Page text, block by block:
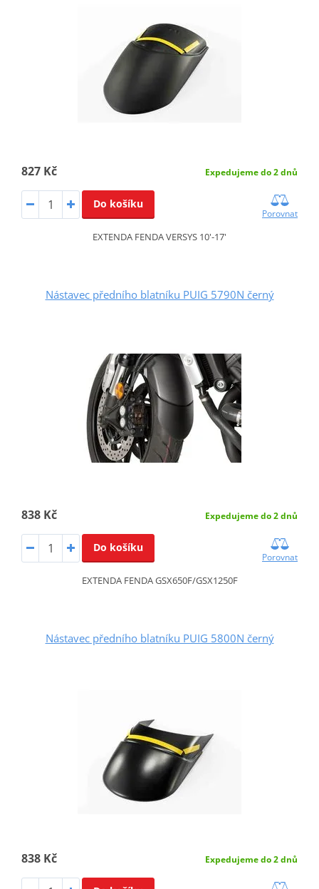
827 Kč Expedujeme do 2 dnů
Do košíku
Porovnat
EXTENDA FENDA VERSYS 10'-17'
Nástavec předního blatníku PUIG 5790N černý
838 Kč Expedujeme do 2 dnů
Do košíku
Porovnat
EXTENDA FENDA GSX650F/GSX1250F
Nástavec předního blatníku PUIG 5800N černý
838 Kč Expedujeme do 2 dnů